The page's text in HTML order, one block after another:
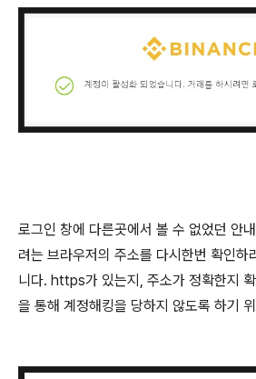
로그인 창에 다른곳에서 볼 수 없었던 안
려는 브라우저의 주소를 다시한번 확인하
니다. https가 있는지, 주소가 정확한지
을 통해 계정해킹을 당하지 않도록 하기